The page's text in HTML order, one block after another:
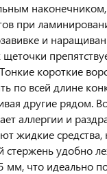
при
и
короткие
по всей длине
другие рядом.
аллергии и
жидкие средства,
удобно
мм, что идеально